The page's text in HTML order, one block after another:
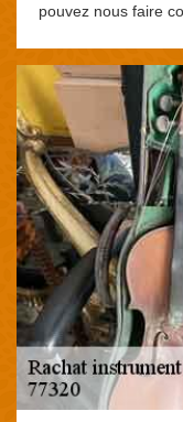
pouvez nous faire